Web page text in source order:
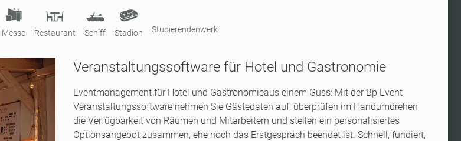
Messe Restaurant Schiff Stadion Studierendenwerk
Veranstaltungssoftware für Hotel und Gastronomie
Eventmanagement für Hotel und Gastronomieaus einem Guss: Mit der Bp Event
Veranstaltungssoftware nehmen Sie Gästedaten auf, überprüfen im Handumdrehen
die Verfügbarkeit von Räumen und Mitarbeitern und stellen ein personalisiertes
Optionsangebot zusammen, ehe noch das Erstgespräch beendet ist. Schnell, fundiert,